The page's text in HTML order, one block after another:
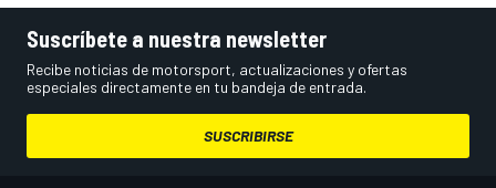
Suscríbete a nuestra newsletter
Recibe noticias de motorsport, actualizaciones y ofertas
especiales directamente en tu bandeja de entrada.
SUSCRIBIRSE